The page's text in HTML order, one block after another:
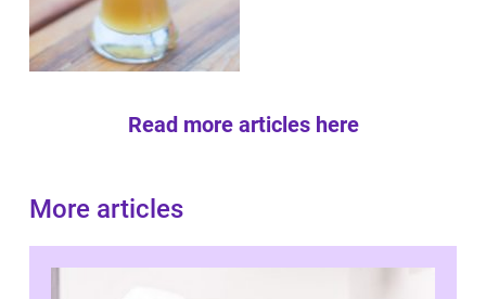
Read more articles here
More articles